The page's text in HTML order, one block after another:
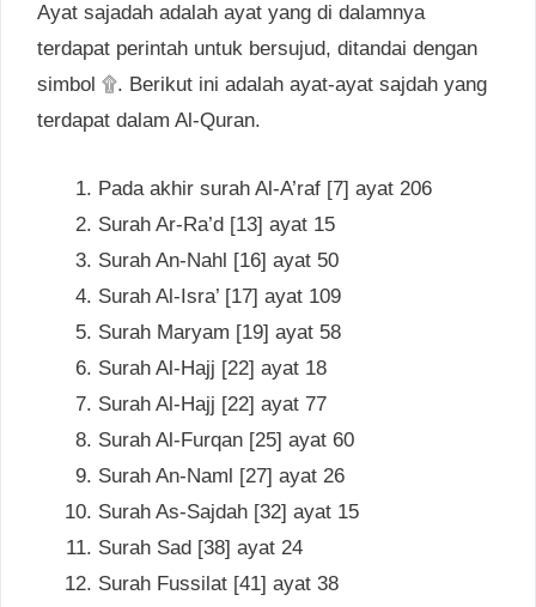
Ayat sajadah adalah ayat yang di dalamnya
terdapat perintah untuk bersujud, ditandai dengan
simbol ۩. Berikut ini adalah ayat-ayat sajdah yang
terdapat dalam Al-Quran.
Pada akhir surah Al-A’raf [7] ayat 206
Surah Ar-Ra’d [13] ayat 15
Surah An-Nahl [16] ayat 50
Surah Al-Isra’ [17] ayat 109
Surah Maryam [19] ayat 58
Surah Al-Hajj [22] ayat 18
Surah Al-Hajj [22] ayat 77
Surah Al-Furqan [25] ayat 60
Surah An-Naml [27] ayat 26
Surah As-Sajdah [32] ayat 15
Surah Sad [38] ayat 24
Surah Fussilat [41] ayat 38